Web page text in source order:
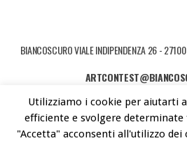
BIANCOSCURO VIALE INDIPENDENZA 26 -
COPYRIGHT © 2026 ART CONTEST.
L'ARTE
Utilizziamo i cookie per aiutarti
efficiente e svolgere determinate
"Accetta" acconsenti all'utilizzo dei